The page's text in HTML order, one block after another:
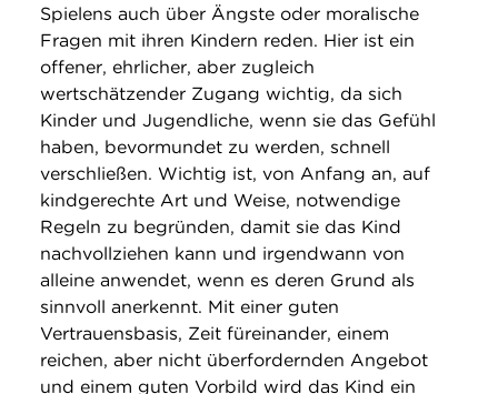
Spielens auch über Ängste oder moralische
Fragen mit ihren Kindern reden. Hier ist ein
offener, ehrlicher, aber zugleich
wertschätzender Zugang wichtig, da sich
Kinder und Jugendliche, wenn sie das Gefühl
haben, bevormundet zu werden, schnell
verschließen. Wichtig ist, von Anfang an, auf
kindgerechte Art und Weise, notwendige
Regeln zu begründen, damit sie das Kind
nachvollziehen kann und irgendwann von
alleine anwendet, wenn es deren Grund als
sinnvoll anerkennt. Mit einer guten
Vertrauensbasis, Zeit füreinander, einem
reichen, aber nicht überfordernden Angebot
und einem guten Vorbild wird das Kind ein